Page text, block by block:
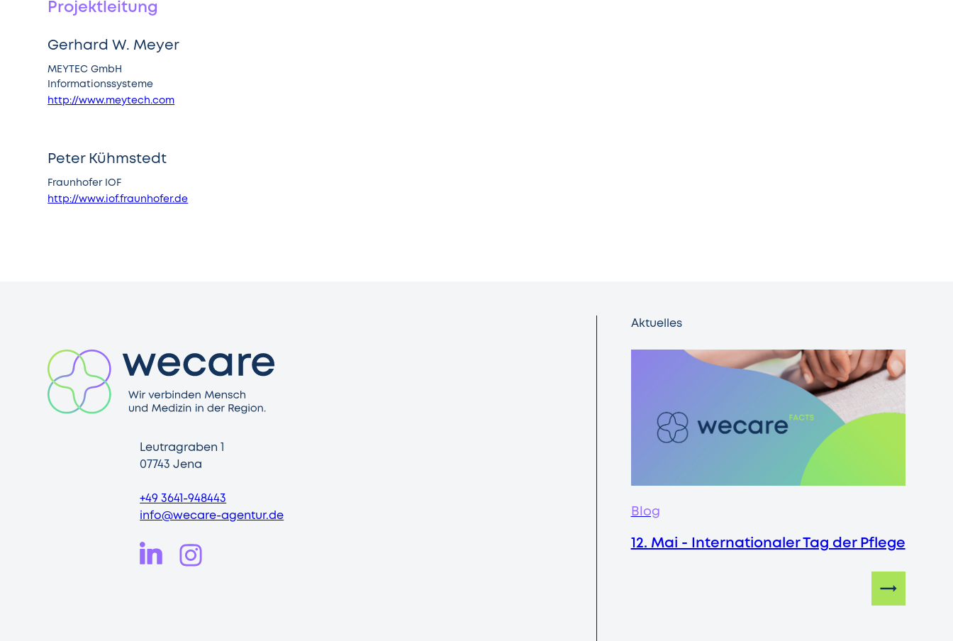
Projektleitung
Gerhard W. Meyer
MEYTEC GmbH
Informationssysteme
http://www.meytech.com
Peter Kühmstedt
Fraunhofer IOF
http://www.iof.fraunhofer.de
Leutragraben 1
07743 Jena
+49 3641-948443
info@wecare-agentur.de
Aktuelles
Blog
12. Mai - Internationaler Tag der Pflege